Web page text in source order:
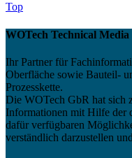
Top
WOTech Technical Media
Ihr Partner für
Oberfläche sowie Bauteil-
Prozesskette.
Die WOTech GbR hat sich
Informationen mit Hilfe der
dafür verfügbaren
verständlich darzustellen